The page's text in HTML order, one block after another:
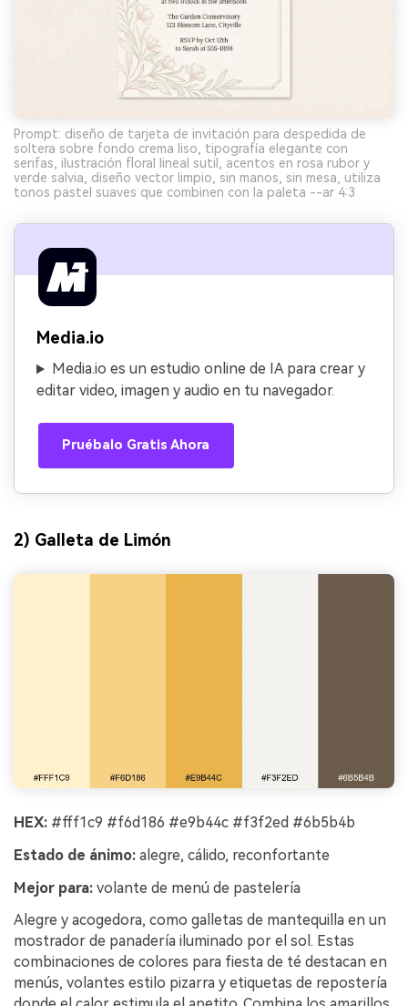
Prompt: diseño de tarjeta de invitación para despedida de
soltera sobre fondo crema liso, tipografía elegante con
serifas, ilustración floral lineal sutil, acentos en rosa rubor y
verde salvia, diseño vector limpio, sin manos, sin mesa, utiliza
tonos pastel suaves que combinen con la paleta --ar 4:3
Media.io
Media.io es un estudio online de IA para crear y
editar video, imagen y audio en tu navegador.
Pruébalo Gratis Ahora
2) Galleta de Limón
HEX: #fff1c9 #f6d186 #e9b44c #f3f2ed #6b5b4b
Estado de ánimo: alegre, cálido, reconfortante
Mejor para: volante de menú de pastelería
Alegre y acogedora, como galletas de mantequilla en un
mostrador de panadería iluminado por el sol. Estas
combinaciones de colores para fiesta de té destacan en
menús, volantes estilo pizarra y etiquetas de repostería